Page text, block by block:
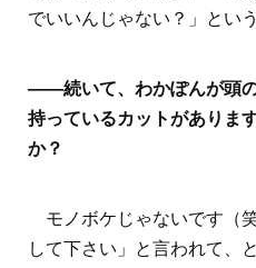
でいいんじゃない？」とい
――続いて、わかぽんが頭
持っているカットがありま
か？
モノボケじゃないです（
して下さい」と言われて、